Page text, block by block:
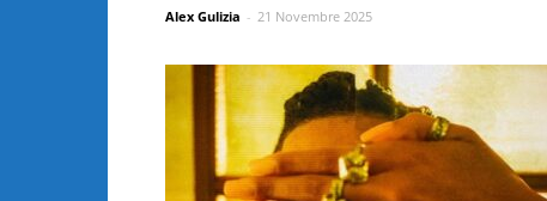
Alex Gulizia - 21 Novembre 2025